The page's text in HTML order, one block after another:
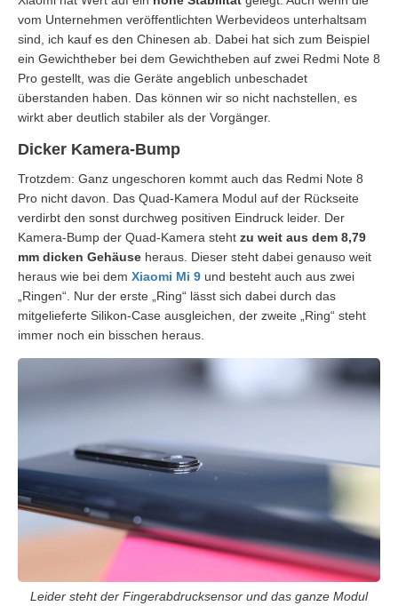
vom Unternehmen veröffentlichten Werbevideos unterhaltsam
sind, ich kauf es den Chinesen ab. Dabei hat sich zum Beispiel
ein Gewichtheber bei dem Gewichtheben auf zwei Redmi Note 8
Pro gestellt, was die Geräte angeblich unbeschadet
überstanden haben. Das können wir so nicht nachstellen, es
wirkt aber deutlich stabiler als der Vorgänger.
Dicker Kamera-Bump
Trotzdem: Ganz ungeschoren kommt auch das Redmi Note 8
Pro nicht davon. Das Quad-Kamera Modul auf der Rückseite
verdirbt den sonst durchweg positiven Eindruck leider. Der
Kamera-Bump der Quad-Kamera steht zu weit aus dem 8,79
mm dicken Gehäuse heraus. Dieser steht dabei genauso weit
heraus wie bei dem Xiaomi Mi 9 und besteht auch aus zwei
„Ringen“. Nur der erste „Ring“ lässt sich dabei durch das
mitgelieferte Silikon-Case ausgleichen, der zweite „Ring“ steht
immer noch ein bisschen heraus.
Leider steht der Fingerabdrucksensor und das ganze Modul